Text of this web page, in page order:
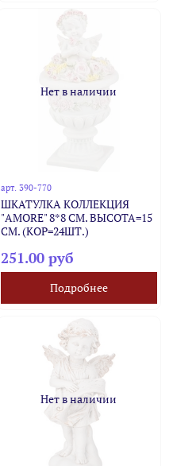
Нет в наличии
арт. 390-770
ШКАТУЛКА КОЛЛЕКЦИЯ
"AMORE" 8*8 СМ. ВЫСОТА=15
СМ. (КОР=24ШТ.)
251.00 руб
Подробнее
Нет в наличии